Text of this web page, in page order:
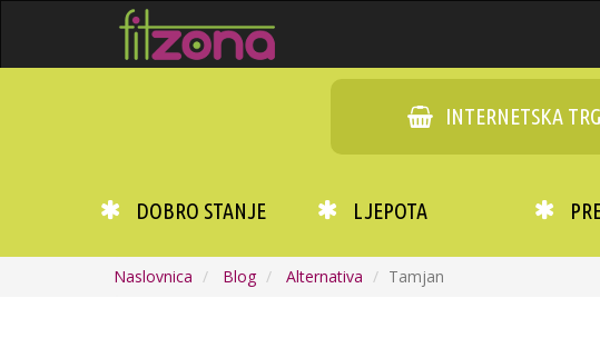
INTERNETSKA
DOBRO STANJE LJEPOTA
Naslovnica Blog Alternativa Tamjan